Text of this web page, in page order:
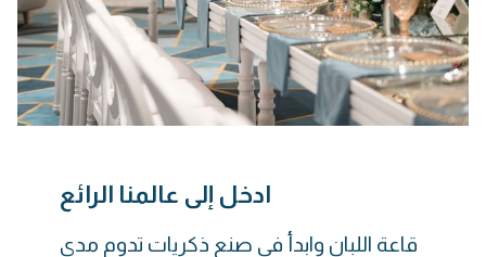
ادخل إلى عالمنا الرائع
قاعة اللبان وابدأ في صنع ذكريات تدوم مدى